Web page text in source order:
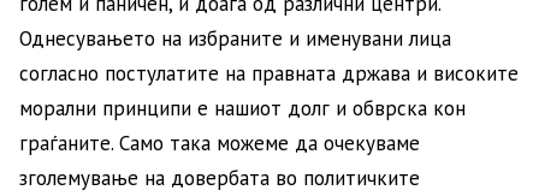
Однесувањето на избраните и именувани лица
согласно постулатите на правната држава и високите
морални принципи е нашиот долг и обврска кон
граѓаните. Само така можеме да очекуваме
зголемување на довербата во политичките